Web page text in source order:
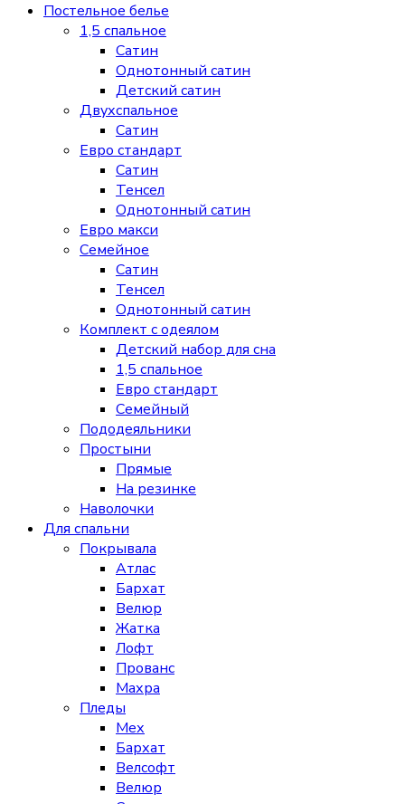
Постельное белье
1,5 спальное
Сатин
Однотонный сатин
Детский сатин
Двухспальное
Сатин
Евро стандарт
Сатин
Тенсел
Однотонный сатин
Евро макси
Семейное
Сатин
Тенсел
Однотонный сатин
Комплект с одеялом
Детский набор для сна
1,5 спальное
Евро стандарт
Семейный
Пододеяльники
Простыни
Прямые
На резинке
Наволочки
Для спальни
Покрывала
Атлас
Бархат
Велюр
Жатка
Лофт
Прованс
Махра
Пледы
Мех
Бархат
Велсофт
Велюр